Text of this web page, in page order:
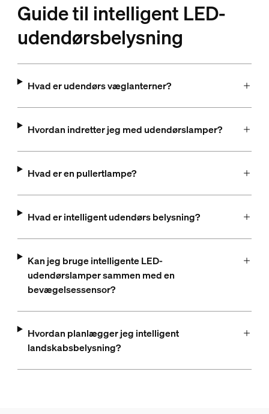
Guide til intelligent LED-
udendørsbelysning
Hvad er udendørs væglanterner?
Hvordan indretter jeg med udendørslamper?
Hvad er en pullertlampe?
Hvad er intelligent udendørs belysning?
Kan jeg bruge intelligente LED-
udendørslamper sammen med en
bevægelsessensor?
Hvordan planlægger jeg intelligent
landskabsbelysning?